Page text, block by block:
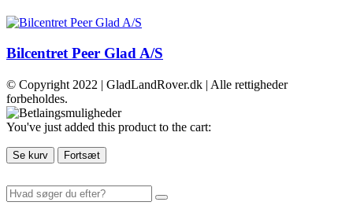
Bilcentret Peer Glad A/S
© Copyright 2022 | GladLandRover.dk | Alle rettigheder
forbeholdes.
You've just added this product to the cart:
Se kurv Fortsæt